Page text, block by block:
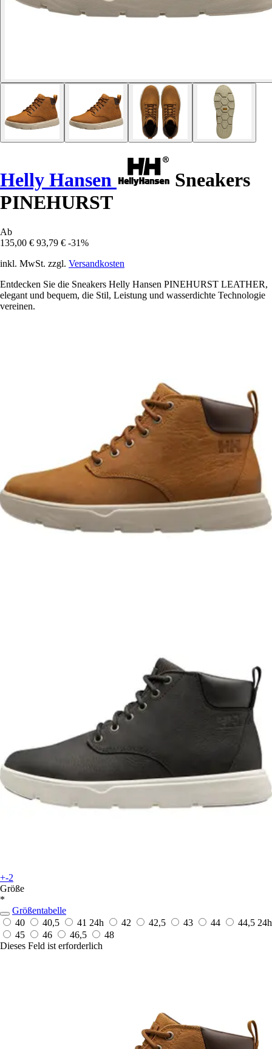
Helly Hansen
Sneakers
PINEHURST
Ab
135,00 € 93,79 € -31%
inkl. MwSt. zzgl. Versandkosten
Entdecken Sie die Sneakers Helly Hansen PINEHURST LEATHER,
elegant und bequem, die Stil, Leistung und wasserdichte Technologie
vereinen.
+-2
Größe
*
Größentabelle
40
40,5 41 24h 42 42,5 43 44 44,5 24h
45
46 46,5
48
Dieses Feld ist erforderlich